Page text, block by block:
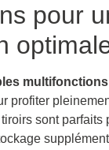
pour
multifonctions
profiter
sont parfaits